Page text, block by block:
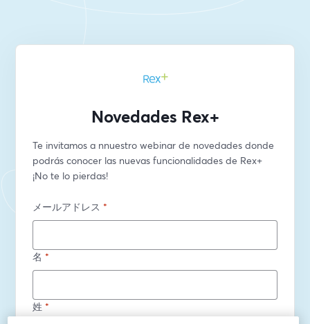
Novedades Rex+
Te invitamos a nnuestro webinar de novedades donde
podrás conocer las nuevas funcionalidades de Rex+
¡No te lo pierdas!
メールアドレス *
名 *
姓 *